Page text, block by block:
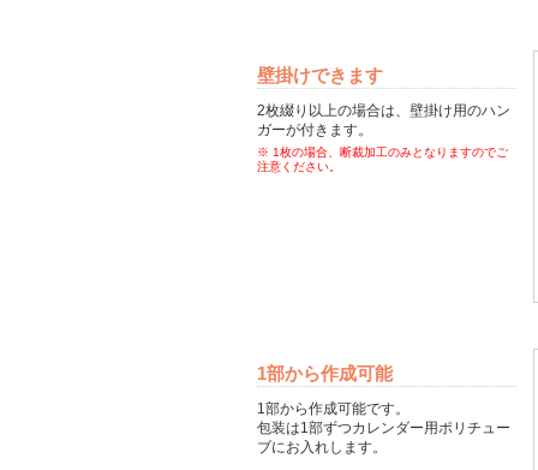
壁掛けできます
2枚綴り以上の場合は、壁掛け用のハン
ガーが付きます。
※ 1枚の場合、断裁加工のみとなりますのでご
注意ください。
1部から作成可能
1部から作成可能です。
包装は1部ずつカレンダー用ポリチュー
ブにお入れします。